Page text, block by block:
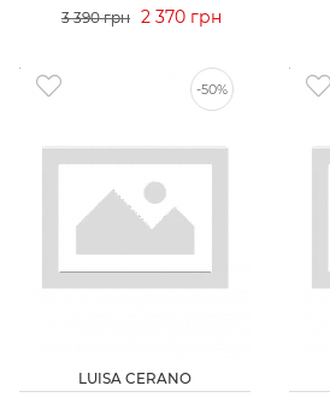
3 390 грн 2 370 грн
-50%
LUISA CERANO